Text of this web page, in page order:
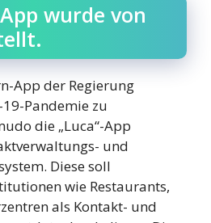
wurde von
App der Regierung
Pandemie zu
die „Luca“-App
und
Diese soll
wie Restaurants,
als Kontakt- und